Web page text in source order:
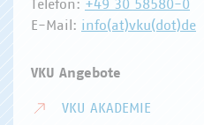
Telefon: +49 30 58580-0
E-Mail: info(at)vku(dot)de
VKU Angebote
VKU AKADEMIE